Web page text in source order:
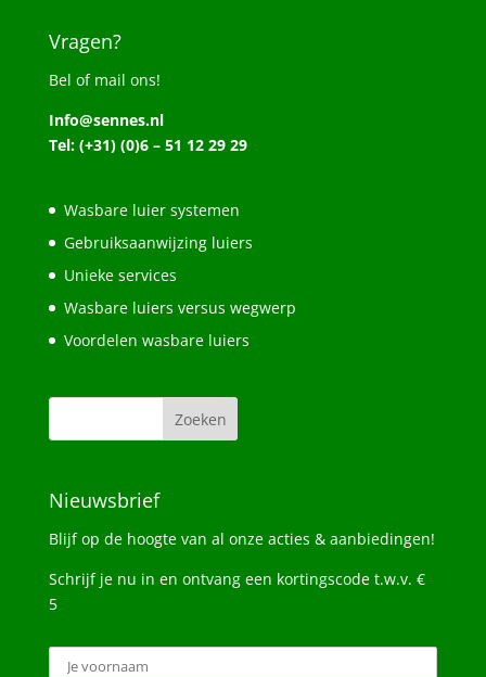
Vragen?
Bel of mail ons!
Info@sennes.nl
Tel: (+31) (0)6 – 51 12 29 29
Wasbare luier systemen
Gebruiksaanwijzing luiers
Unieke services
Wasbare luiers versus wegwerp
Voordelen wasbare luiers
Nieuwsbrief
Blijf op de hoogte van al onze acties & aanbiedingen!
Schrijf je nu in en ontvang een kortingscode t.w.v. €
5